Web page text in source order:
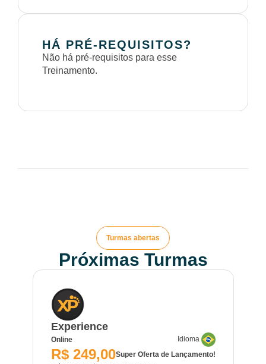
HÁ PRÉ-REQUISITOS?
Não há pré-requisitos para esse
Treinamento.
Turmas abertas
Próximas Turmas
Experience
Online Idioma
R$ 249,00Super Oferta de Lançamento!